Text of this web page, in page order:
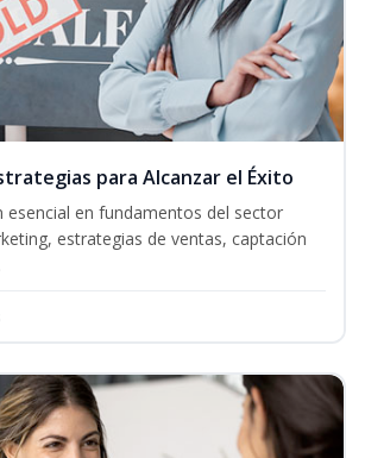
para Alcanzar el Éxito
en fundamentos del sector
estrategias de ventas, captación